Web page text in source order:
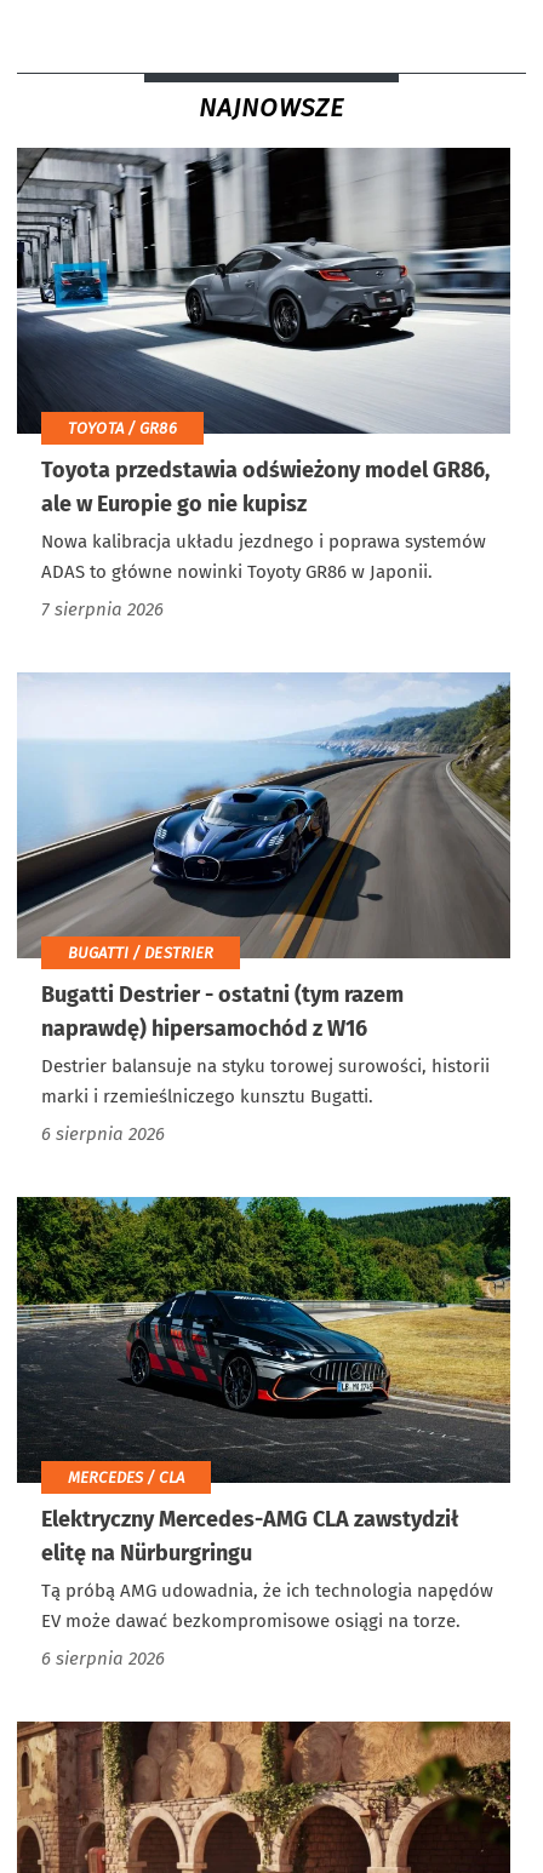
NAJNOWSZE
TOYOTA / GR86
Toyota przedstawia odświeżony model GR86,
ale w Europie go nie kupisz
Nowa kalibracja układu jezdnego i poprawa systemów
ADAS to główne nowinki Toyoty GR86 w Japonii.
7 sierpnia 2026
BUGATTI / DESTRIER
Bugatti Destrier - ostatni (tym razem
naprawdę) hipersamochód z W16
Destrier balansuje na styku torowej surowości, historii
marki i rzemieślniczego kunsztu Bugatti.
6 sierpnia 2026
MERCEDES / CLA
Elektryczny Mercedes-AMG CLA zawstydził
elitę na Nürburgringu
Tą próbą AMG udowadnia, że ich technologia napędów
EV może dawać bezkompromisowe osiągi na torze.
6 sierpnia 2026